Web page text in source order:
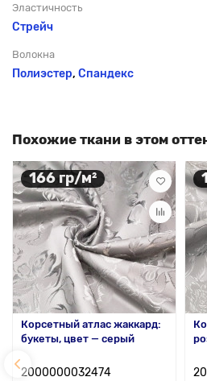
Эластичность
Стрейч
Волокна
Полиэстер, Спандекс
Похожие ткани в этом
166 гр/м²
Корсетный атлас жаккард:
букеты, цвет — серый
2000000032474